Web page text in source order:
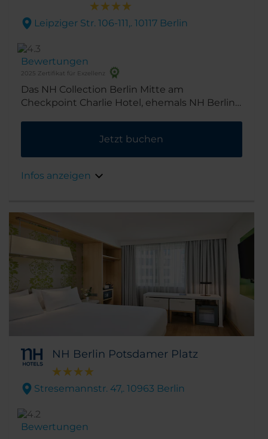
Leipziger Str. 106-111,. 10117 Berlin
Bewertungen
2025 Zertifikat für Exzellenz
Das NH Collection Berlin Mitte am
Checkpoint Charlie Hotel, ehemals NH Berlin
somit ein idealer Ausgangspunkt. Es sind nur
wenige Schritte zur Shoppingmeile
Läden und Boutiquen wie den Galeries
Jetzt buchen
Infos anzeigen
NH Berlin Potsdamer Platz
Stresemannstr. 47,. 10963 Berlin
Bewertungen